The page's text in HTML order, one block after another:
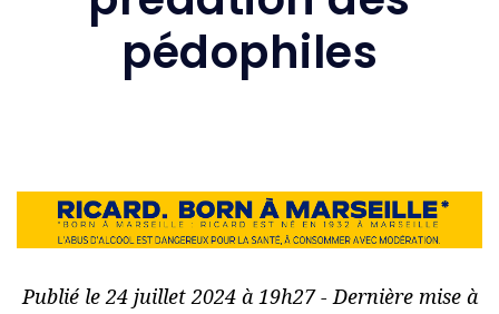
pédophiles
Publié le 24 juillet 2024 à 19h27 - Dernière mise à